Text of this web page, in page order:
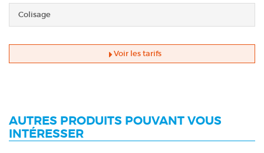
Colisage
Voir les tarifs
AUTRES PRODUITS POUVANT VOUS
INTÉRESSER